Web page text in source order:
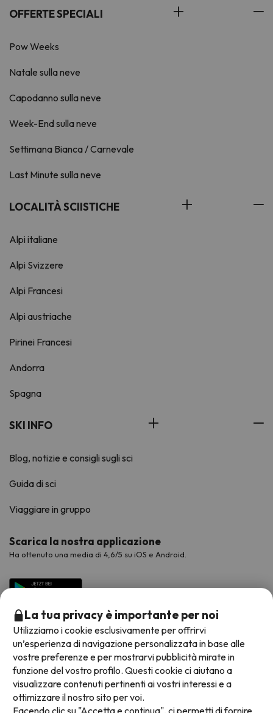
OFFERTE SPECIALI
Pow Weeks
Natale sulla neve
Capodanno sulla neve
Week-End sulla neve
Settimana Bianca / Carnevale
Last Minute sulla neve
LOCALITÀ SCIISTICHE
Alpi italiane
Alpi Svizzere
Alpi Francesi
Alpi austriache
Pirinei Francesi
Andorra
Spagna
SKI INFO
Blog, notizie e consigli sugli sci
Guida di sci
Viaggiare in gruppo
Scarica la nostra applicazione
Ha ottenuto una media di 4,6/5 su iOS e Android.
Metodi di pagamento disponibili
La tua privacy è importante per noi
Utilizziamo i cookie esclusivamente per offrirvi
un’esperienza di navigazione personalizzata in base alle
vostre preferenze e per mostrarvi pubblicità mirate in
funzione del vostro profilo. Questi cookie ci aiutano a
visualizzare contenuti pertinenti ai vostri interessi e a
ottimizzare il nostro sito per voi.
Facendo clic su "Accetta e continua", ci permetti di fornire